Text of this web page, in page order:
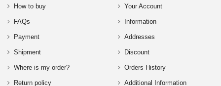
How to buy
FAQs
Payment
Shipment
Where is my order?
Return policy
Your Account
Information
Addresses
Discount
Orders History
Additional Information